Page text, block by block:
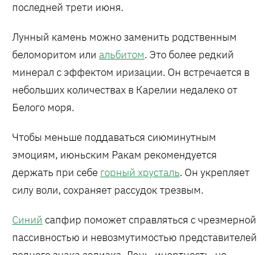
последней трети июня.
Лунный камень можно заменить родственным
беломоритом или альбитом. Это более редкий
минерал с эффектом иризации. Он встречается в
небольших количествах в Карелии недалеко от
Белого моря.
Чтобы меньше поддаваться сиюминутным
эмоциям, июньским Ракам рекомендуется
держать при себе горный хрусталь. Он укрепляет
силу воли, сохраняет рассудок трезвым.
Синий сапфир поможет справляться с чрезмерной
пассивностью и невозмутимостью представителей